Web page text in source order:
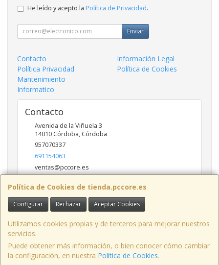
Política de Cookies de tienda.pccore.es
Configurar Rechazar Aceptar Cookies
Utilizamos cookies propias y de terceros para mejorar nuestros
servicios.
Puede obtener más información, o bien conocer cómo cambiar
la configuración, en nuestra Política de Cookies.
He leído y acepto la Política de Privacidad.
Enviar
Contacto
Información Legal
Política Privacidad
Política de Cookies
Mantenimiento
Informatico
Contacto
Avenida de la Viñuela 3
14010 Córdoba, Córdoba
957070337
691154063
ventas@pccore.es
Horario
10-13:30
Avenida de la Viñuela nº 3, 14010, Córdoba, España. - C.I.F.: B56097777 -
Tfno: 957070337